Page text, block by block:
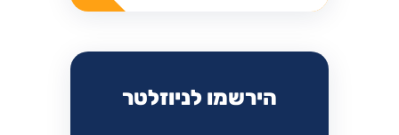
הירשמו לניוזלטר